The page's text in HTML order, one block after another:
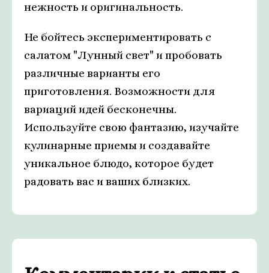
нежность и оригинальность.
Не бойтесь экспериментировать с
салатом "Лунный свет" и пробовать
различные варианты его
приготовления. Возможности для
вариаций идей бесконечны.
Используйте свою фантазию, изучайте
кулинарные приемы и создавайте
уникальное блюдо, которое будет
радовать вас и ваших близких.